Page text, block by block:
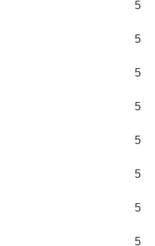
5
5
5
5
5
5
5
5